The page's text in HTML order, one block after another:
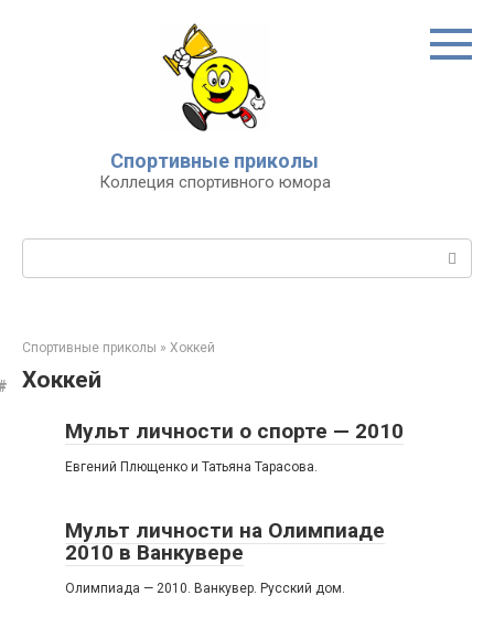
Спортивные приколы
Коллеция спортивного юмора
Спортивные приколы » Хоккей
Хоккей
Мульт личности о спорте — 2010
Евгений Плющенко и Татьяна Тарасова.
Мульт личности на Олимпиаде
2010 в Ванкувере
Олимпиада — 2010. Ванкувер. Русский дом.